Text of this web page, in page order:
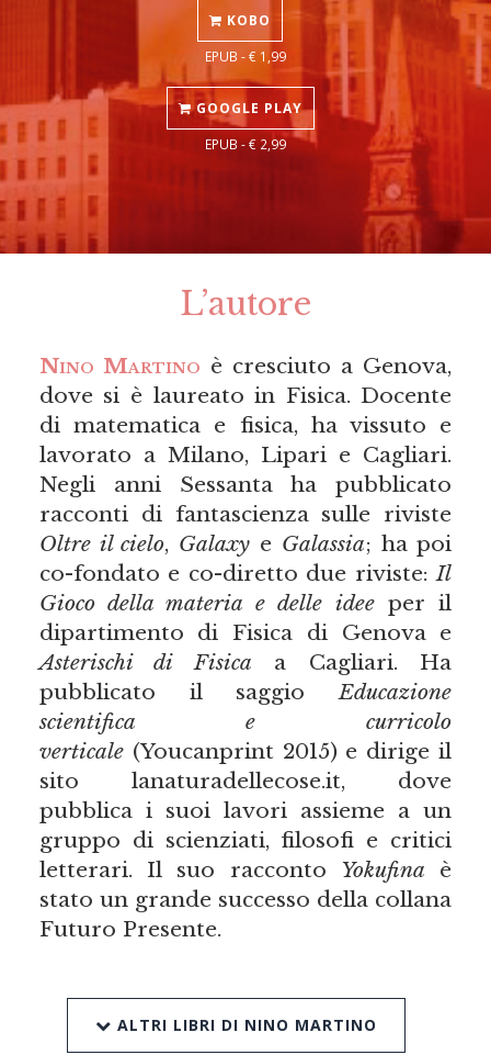
KOBO
EPUB - € 1,99
GOOGLE PLAY
EPUB - € 2,99
L’autore
Nino Martino è cresciuto a Genova,
dove si è laureato in Fisica. Docente
di matematica e fisica, ha vissuto e
lavorato a Milano, Lipari e Cagliari.
Negli anni Sessanta ha pubblicato
racconti di fantascienza sulle riviste
Oltre il cielo, Galaxy e Galassia; ha poi
co-fondato e co-diretto due riviste:Il
Gioco della materia e delle ideeper il
dipartimento di Fisica di Genova e
Asterischi di Fisica a Cagliari. Ha
pubblicato il saggioEducazione
scientifica e curricolo
verticale(Youcanprint 2015) e dirige il
sito lanaturadellecose.it, dove
pubblica i suoi lavori assieme a un
gruppo di scienziati, filosofi e critici
letterari. Il suo racconto Yokufina è
stato un grande successo della collana
Futuro Presente.
ALTRI LIBRI DI NINO MARTINO